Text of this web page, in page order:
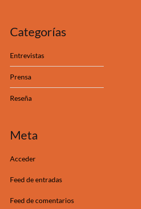
Categorías
Entrevistas
Prensa
Reseña
Meta
Acceder
Feed de entradas
Feed de comentarios